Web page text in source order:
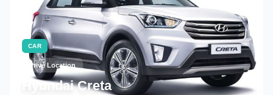
CAR
Privé Location
Hyundai Creta